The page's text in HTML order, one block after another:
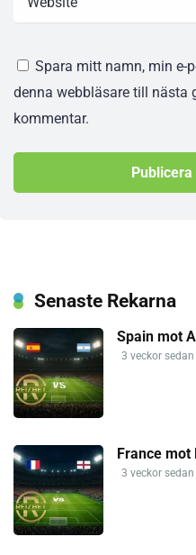
Spara mitt namn, min e-
denna webbläsare till nästa
kommentar.
Senaste Rekarna
Spain mot
3 veckor sedan
France mot
3 veckor sedan